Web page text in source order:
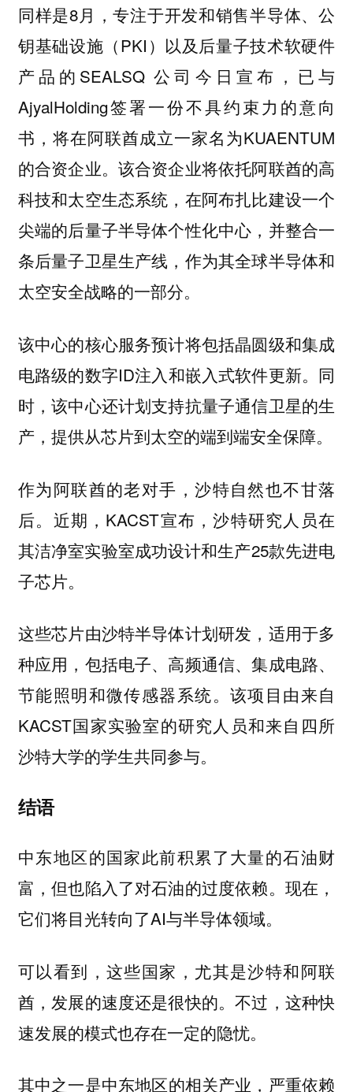
同样是8月，专注于开发和销售半导体、公
钥基础设施（PKI）以及后量子技术软硬件
产品的SEALSQ 公司今日宣布，已与
AjyalHolding签署一份不具约束力的意向
书，将在阿联酋成立一家名为KUAENTUM
的合资企业。该合资企业将依托阿联酋的高
科技和太空生态系统，在阿布扎比建设一个
尖端的后量子半导体个性化中心，并整合一
条后量子卫星生产线，作为其全球半导体和
太空安全战略的一部分。
该中心的核心服务预计将包括晶圆级和集成
电路级的数字ID注入和嵌入式软件更新。同
时，该中心还计划支持抗量子通信卫星的生
产，提供从芯片到太空的端到端安全保障。
作为阿联酋的老对手，沙特自然也不甘落
后。近期，KACST宣布，沙特研究人员在
其洁净室实验室成功设计和生产25款先进电
子芯片。
这些芯片由沙特半导体计划研发，适用于多
种应用，包括电子、高频通信、集成电路、
节能照明和微传感器系统。该项目由来自
KACST国家实验室的研究人员和来自四所
沙特大学的学生共同参与。
结语
中东地区的国家此前积累了大量的石油财
富，但也陷入了对石油的过度依赖。现在，
它们将目光转向了AI与半导体领域。
可以看到，这些国家，尤其是沙特和阿联
酋，发展的速度还是很快的。不过，这种快
速发展的模式也存在一定的隐忧。
其中之一是中东地区的相关产业，严重依赖